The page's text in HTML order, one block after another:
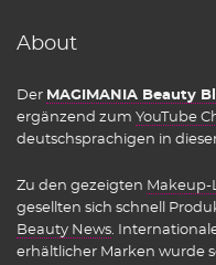
About
Der MAGIMANIA Beauty
ergänzend zum YouTube
deutschsprachigen in
Zu den gezeigten Makeup-
gesellten sich schnell
Beauty News.
erhältlicher Marken wurde